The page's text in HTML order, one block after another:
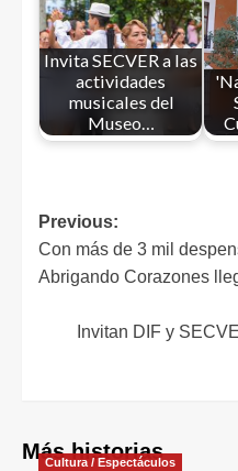
Invita SECVER a las
actividades
musicales del
Museo…
Previous:
Con más de 3 mil
Abrigando Corazones
Invitan DIF y
Más historias
Cultura / Espectáculos